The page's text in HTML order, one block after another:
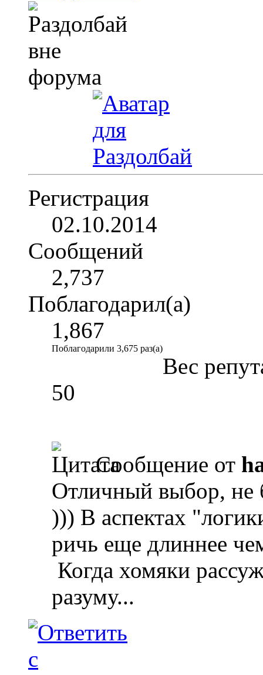
Регистрация
02.10.2014
Сообщений
2,737
Поблагодарил(а)
1,867
Поблагодарили 3,675 раз(а)
Вес
50
Сообщение от
Отличный выбор, не
))) В аспектах
ричь еще длиннее
Когда хомяки
разуму...